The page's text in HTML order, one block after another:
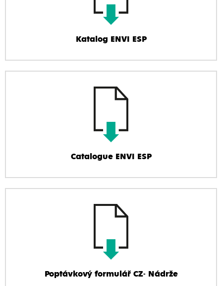
Katalog ENVI ESP
Catalogue ENVI ESP
Poptávkový formulář CZ- Nádrže